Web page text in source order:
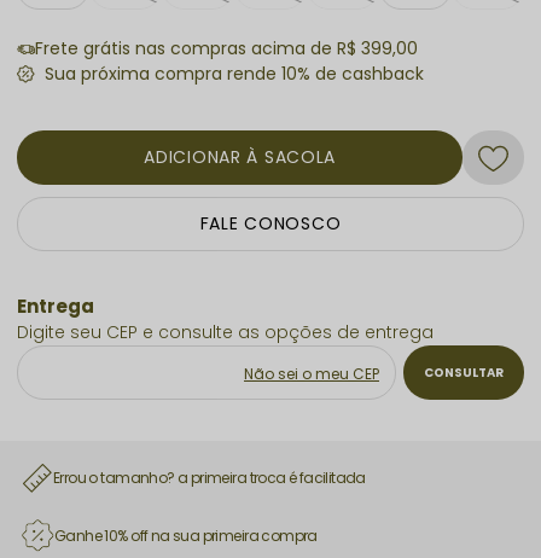
ADICIONAR À SACOLA
Frete grátis nas compras acima de R$ 399,00
FALE CONOSCO
Não sei o meu CEP
Errou o tamanho? a primeira troca é facilitada
Ganhe 10% off na sua primeira compra